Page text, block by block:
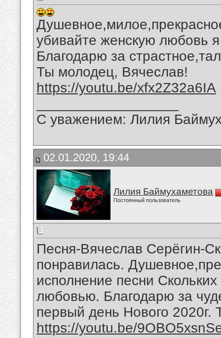
убивайте женскую любовь
Благодарю за
Ты молодец, Вячеслав!
https://youtu.be/xfx2Z32a6IA
С уважением: Лилия
02.01.2020, 19:44
Лилия Баймухаметова
Постоянный пользователь
Песня-Вячеслав Серёгин-
понравилась.
исполнение песни
любовью. Благодарю за
первый день Нового
https://youtu.be/